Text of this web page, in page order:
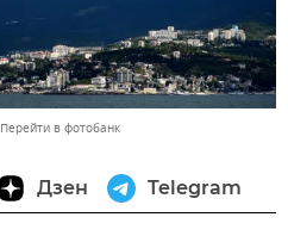
Перейти в фотобанк
Дзен Telegram